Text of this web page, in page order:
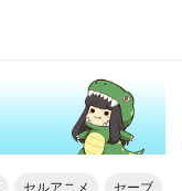
セルアニメ セーブ